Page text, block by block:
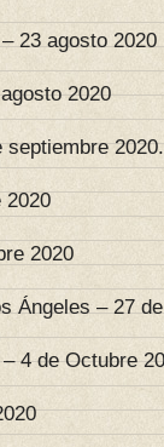
23 agosto 2020
2020
2020.
2020
2020
Ángeles – 27
4 de Octubre